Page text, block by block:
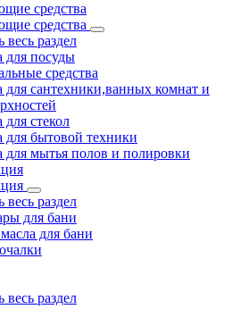
средства
средства
весь раздел
для посуды
средства
для сантехники,ванных комнат и
для стекол
для бытовой техники
для мытья полов и полировки
весь раздел
для бани
для бани
весь раздел